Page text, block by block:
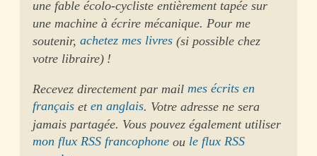
une fable écolo-cycliste entièrement tapée sur
une machine à écrire mécanique. Pour me
soutenir,achetez mes livres (si possible chez
votre libraire) !
Recevez directement par mailmes écrits en
français eten anglais. Votre adresse ne sera
jamais partagée. Vous pouvez également utiliser
mon flux RSS francophone ou le flux RSS